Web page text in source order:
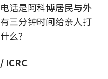
话是阿科博居民与外
三分钟时间给亲人打
么？
ICRC